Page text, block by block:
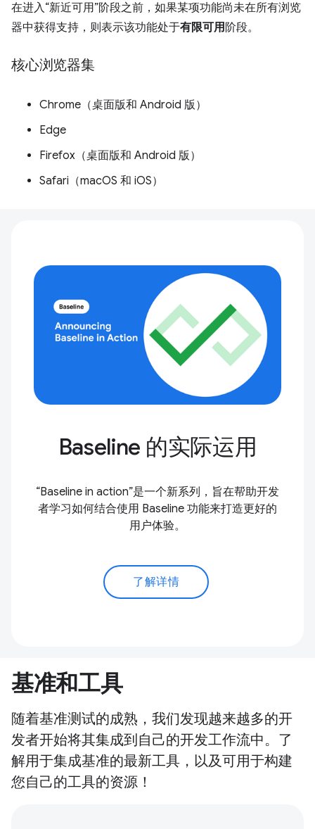
在进入“新近可用”阶段之前，如果某项功能尚未在所有浏览
器中获得支持，则表示该功能处于有限可用阶段。
核心浏览器集
Chrome（桌面版和 Android 版）
Edge
Firefox（桌面版和 Android 版）
Safari（macOS 和 iOS）
Baseline 的实际运用
“Baseline in action”是一个新系列，旨在帮助开发
者学习如何结合使用 Baseline 功能来打造更好的
用户体验。
了解详情
基准和工具
随着基准测试的成熟，我们发现越来越多的开
发者开始将其集成到自己的开发工作流中。了
解用于集成基准的最新工具，以及可用于构建
您自己的工具的资源！